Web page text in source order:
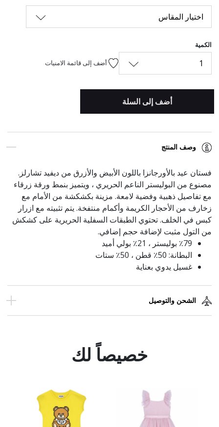
اختيار المقاس
الكمية
1 أضف إلى قائمة الامنيات
أضف إلى السلة
وصف المنتج
فستان عيد بالأورجانزا باللون الأبيض والأزرق من ديفيد تشارلز.
مصنوع من البوليستر الناعم الحريري ، ويتميز بنمط ورقة زرقاء
مع تفاصيل ذهبية وفضية لامعة. مزينة بكشكشة من الأمام مع
زخارف من الأحجار الكريمة وأكمام منتفخة. يتم تثبيته مع ازرار
كبس في الخلف. تحتوي الطبقات السفلية الحريرية على كشكش
من التول مثبت لإضافة حجم إضافي.
٪79 بوليستر ، 21٪ بولي أميد
البطانة: 50٪ قطن ، 50٪ ستات
غسيل يدوي بعناية
الشحن والتوصيل
خصيصاً لك